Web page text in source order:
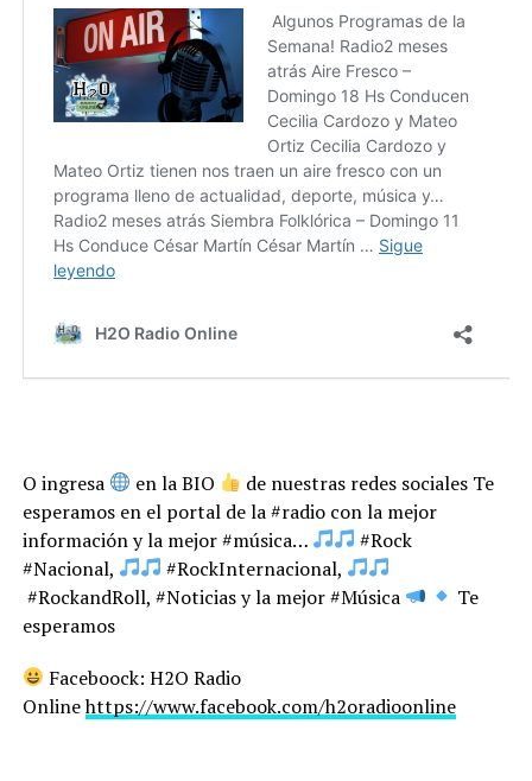
O ingresa en la BIO
de nuestras redes sociales Te
esperamos en el portal de la #radio con la mejor
información y la mejor #música…
#Rock
#Nacional,
#RockInternacional,
#RockandRoll, #Noticias y la mejor #Música
Te
esperamos
Faceboock: H2O Radio
Onlinehttps://www.facebook.com/h2oradioonline